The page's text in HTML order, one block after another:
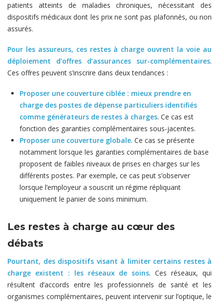
patients atteints de maladies chroniques, nécessitant des
dispositifs médicaux dont les prix ne sont pas plafonnés, ou non
assurés.
Pour les assureurs, ces restes à charge ouvrent la voie au
déploiement d’offres d’assurances sur-complémentaires.
Ces offres peuvent s’inscrire dans deux tendances :
Proposer une couverture ciblée : mieux prendre en
charge des postes de dépense particuliers identifiés
comme générateurs de restes à charges. Ce cas est
fonction des garanties complémentaires sous-jacentes.
Proposer une couverture globale. Ce cas se présente
notamment lorsque les garanties complémentaires de base
proposent de faibles niveaux de prises en charges sur les
différents postes. Par exemple, ce cas peut s’observer
lorsque l’employeur a souscrit un régime répliquant
uniquement le panier de soins minimum.
Les restes à charge au cœur des
débats
Pourtant, des dispositifs visant à limiter certains restes à
charge existent : les réseaux de soins. Ces réseaux, qui
résultent d’accords entre les professionnels de santé et les
organismes complémentaires, peuvent intervenir sur l’optique, le